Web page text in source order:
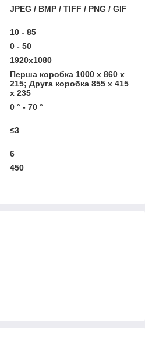
JPEG / BMP / TIFF / PNG / GIF
10 - 85
0 - 50
1920x1080
Перша коробка 1000 х 860 х
215; Друга коробка 855 х 415
х 235
0 ° - 70 °
≤3
6
450